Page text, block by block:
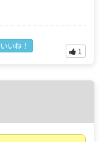
いいね！
1